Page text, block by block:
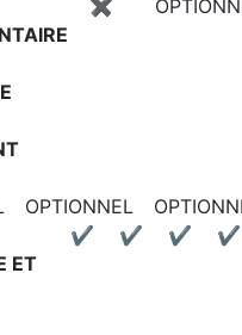
✖
OPTIONNEL
ET
✔ ✔ ✔ ✔